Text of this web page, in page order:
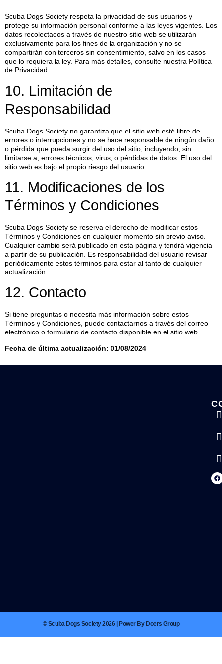
Scuba Dogs Society respeta la privacidad de sus usuarios y
protege su información personal conforme a las leyes vigentes. Los
datos recolectados a través de nuestro sitio web se utilizarán
exclusivamente para los fines de la organización y no se
compartirán con terceros sin consentimiento, salvo en los casos
que lo requiera la ley. Para más detalles, consulte nuestra Política
de Privacidad.
10. Limitación de
Responsabilidad
Scuba Dogs Society no garantiza que el sitio web esté libre de
errores o interrupciones y no se hace responsable de ningún daño
o pérdida que pueda surgir del uso del sitio, incluyendo, sin
limitarse a, errores técnicos, virus, o pérdidas de datos. El uso del
sitio web es bajo el propio riesgo del usuario.
11. Modificaciones de los
Términos y Condiciones
Scuba Dogs Society se reserva el derecho de modificar estos
Términos y Condiciones en cualquier momento sin previo aviso.
Cualquier cambio será publicado en esta página y tendrá vigencia
a partir de su publicación. Es responsabilidad del usuario revisar
periódicamente estos términos para estar al tanto de cualquier
actualización.
12. Contacto
Si tiene preguntas o necesita más información sobre estos
Términos y Condiciones, puede contactarnos a través del correo
electrónico o formulario de contacto disponible en el sitio web.
Fecha de última actualización: 01/08/2024
© Scuba Dogs Society 2026 | Power By Doers Group